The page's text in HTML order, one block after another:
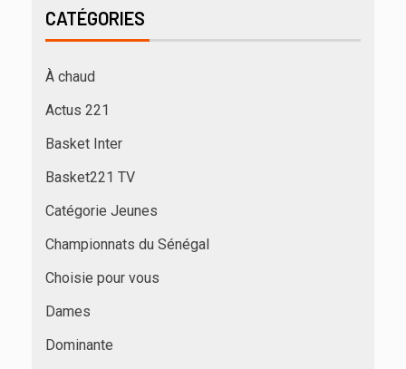
CATÉGORIES
À chaud
Actus 221
Basket Inter
Basket221 TV
Catégorie Jeunes
Championnats du Sénégal
Choisie pour vous
Dames
Dominante